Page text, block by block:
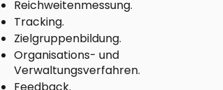
Reichweitenmessung.
Tracking.
Zielgruppenbildung.
Organisations- und
Verwaltungsverfahren.